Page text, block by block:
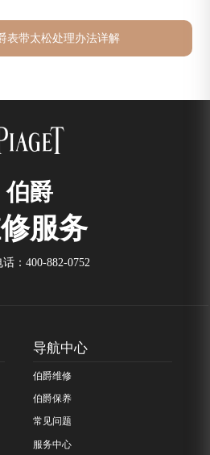
表带太松处理办法详解
伯爵
服务
： 400-882-0752
导航中心
伯爵维修
伯爵保养
常见问题
服务中心